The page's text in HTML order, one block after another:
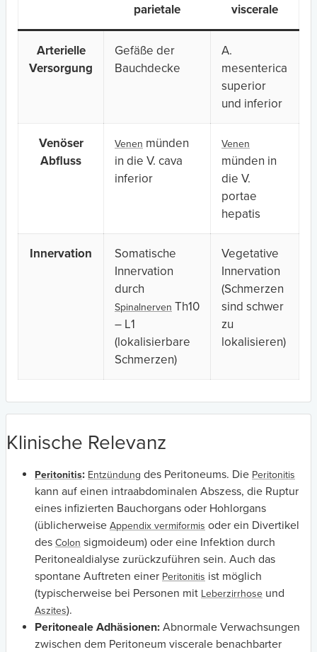
parietale
viscerale
Arterielle
Versorgung
Gefäße der
Bauchdecke
A.
mesenterica
superior
und inferior
Venöser
Abfluss
Venen münden
in die V. cava
inferior
Venen
münden in
die V.
portae
hepatis
Innervation
Somatische
Innervation
durch
Spinalnerven Th10
– L1
(lokalisierbare
Schmerzen)
Vegetative
Innervation
(Schmerzen
sind schwer
zu
lokalisieren)
Klinische Relevanz
Peritonitis: Entzündung des Peritoneums. Die Peritonitis
kann auf einen intraabdominalen Abszess, die Ruptur
eines infizierten Bauchorgans oder Hohlorgans
(üblicherweise Appendix vermiformis oder ein Divertikel
des Colon sigmoideum) oder eine Infektion durch
Peritonealdialyse zurückzuführen sein. Auch das
spontane Auftreten einer Peritonitis ist möglich
(typischerweise bei Personen mit Leberzirrhose und
Aszites).
Peritoneale Adhäsionen: Abnormale Verwachsungen
zwischen dem Peritoneum viscerale benachbarter